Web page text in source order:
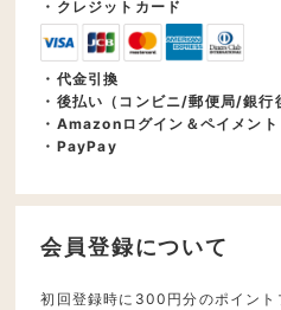
・クレジットカード
・代金引換
・後払い（コンビニ/郵便局/銀行
・Amazonログイン＆ペイメント
・PayPay
会員登録について
初回登録時に300円分のポイント